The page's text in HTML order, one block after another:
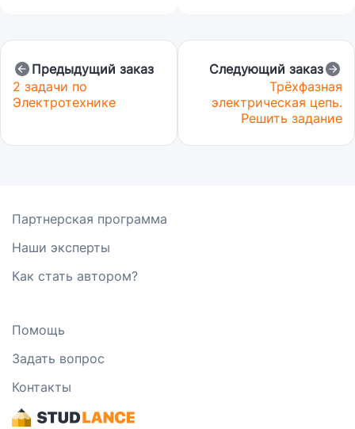
Предыдущий заказ
2 задачи по
Электротехнике
Следующий заказ
Трёхфазная
электрическая цепь.
Решить задание
Партнерская программа
Наши эксперты
Как стать автором?
Помощь
Задать вопрос
Контакты